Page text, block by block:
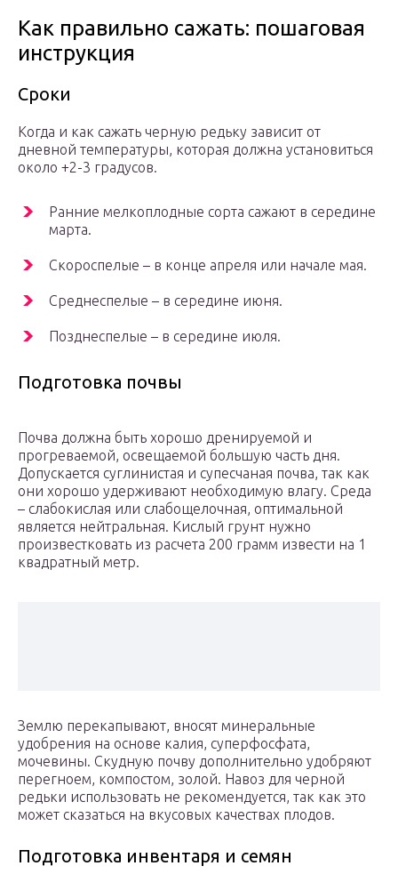
Как правильно сажать: пошаговая
инструкция
Сроки
Когда и как сажать черную редьку зависит от
дневной температуры, которая должна установиться
около +2-3 градусов.
Ранние мелкоплодные сорта сажают в середине
марта.
Скороспелые – в конце апреля или начале мая.
Среднеспелые – в середине июня.
Позднеспелые – в середине июля.
Подготовка почвы
Почва должна быть хорошо дренируемой и
прогреваемой, освещаемой большую часть дня.
Допускается суглинистая и супесчаная почва, так как
они хорошо удерживают необходимую влагу. Среда
– слабокислая или слабощелочная, оптимальной
является нейтральная. Кислый грунт нужно
произвестковать из расчета 200 грамм извести на 1
квадратный метр.
Землю перекапывают, вносят минеральные
удобрения на основе калия, суперфосфата,
мочевины. Скудную почву дополнительно удобряют
перегноем, компостом, золой. Навоз для черной
редьки использовать не рекомендуется, так как это
может сказаться на вкусовых качествах плодов.
Подготовка инвентаря и семян